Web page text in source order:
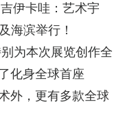
伊卡哇：艺术宇
海滨举行！
为本次展览创作全
化身全球首座
外，更有多款全球